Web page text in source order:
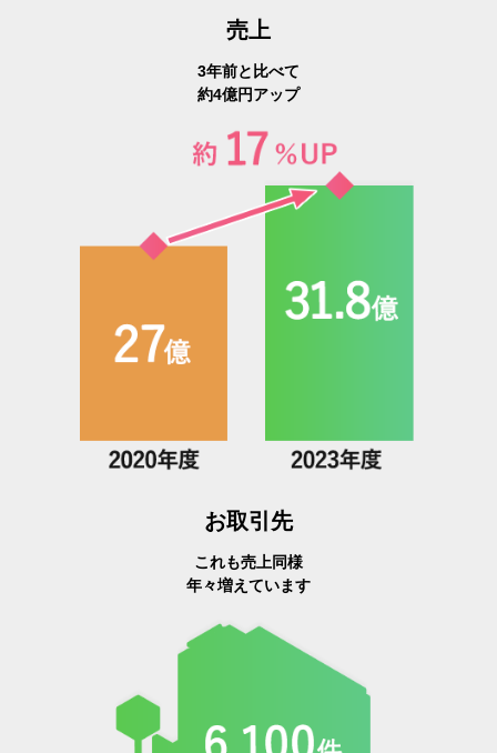
売上
3年前と比べて
約4億円アップ
お取引先
これも売上同様
年々増えています